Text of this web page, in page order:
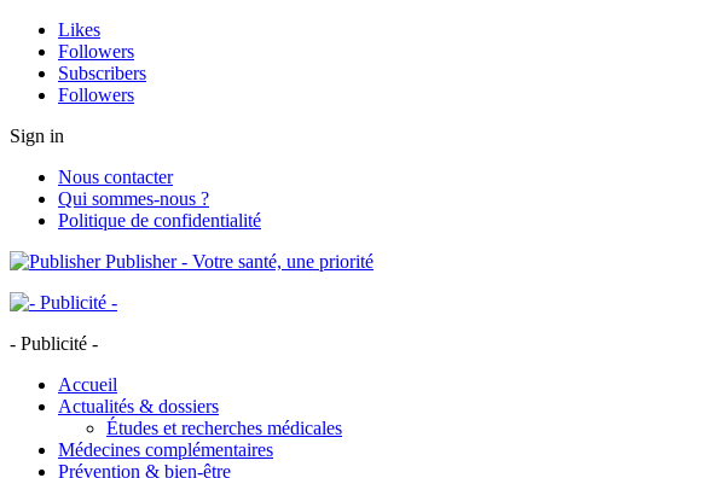
Likes
Followers
Subscribers
Followers
Sign in
Nous contacter
Qui sommes-nous ?
Politique de confidentialité
Publisher - Votre santé, une priorité
- Publicité -
Accueil
Actualités & dossiers
Études et recherches médicales
Médecines complémentaires
Prévention & bien-être